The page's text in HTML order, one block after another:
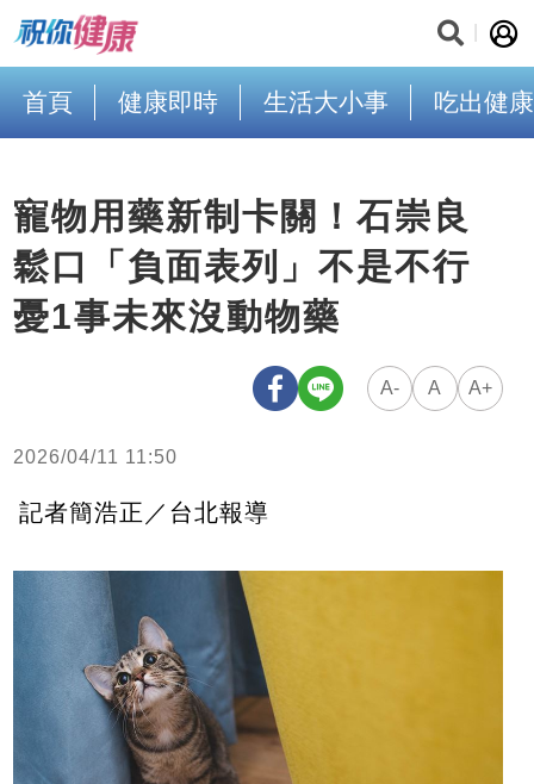
首頁 健康即時 生活大小事 吃出健康
寵物用藥新制卡關！石崇良
鬆口「負面表列」不是不行
憂1事未來沒動物藥
A- A A+
2026/04/11 11:50
記者簡浩正／台北報導